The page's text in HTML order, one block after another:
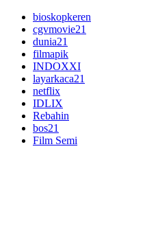
bioskopkeren
cgvmovie21
dunia21
filmapik
INDOXXI
layarkaca21
netflix
IDLIX
Rebahin
bos21
Film Semi